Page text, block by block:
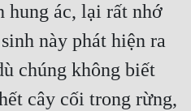
hung ác, lại rất nhớ
này phát hiện ra
chúng không biết
cây cối trong rừng,